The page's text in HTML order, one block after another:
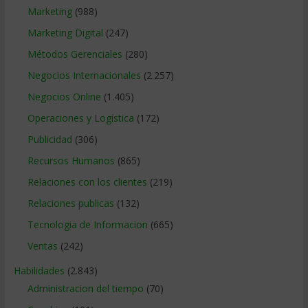
Marketing(988)
Marketing Digital (247)
Métodos Gerenciales (280)
Negocios Internacionales (2.257)
Negocios Online (1.405)
Operaciones y Logística (172)
Publicidad (306)
Recursos Humanos (865)
Relaciones con los clientes (219)
Relaciones publicas (132)
Tecnologia de Informacion (665)
Ventas (242)
Habilidades (2.843)
Administracion del tiempo (70)